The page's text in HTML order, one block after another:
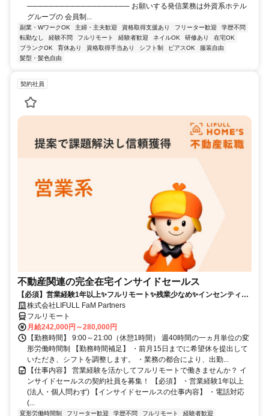
─────────────────── お願いする発信業務は外資系ホテル
グループの 会員制...
副業・WワークOK 主婦・主夫歓迎 資格取得支援あり フリーター歓迎
学歴不問
転勤なし
経験不問 フルリモート 経験者歓迎 ネイルOK 研修あり
在宅OK
ブランクOK
育休あり 資格取得手当あり シフト制 ピアスOK
服装自由
髪型・髪色自由
契約社員
不動産関連の完全在宅インサイドセールス
【必須】営業経験1年以上✨フルリモート✨残業少なめ✨インセンティブ
有 株式会社LIFULL FaM Partners
フルリモート
月給242,000円～280,000円
【勤務時間】 9:00～21:00（休憩1時間） 週40時間の一ヵ月単位の変
形労働時間制 【勤務時間補足】 ・前月15日までに希望休を提出して
いただき、シフトを調整します。 ・業務の都合により、出勤...
【仕事内容】 営業経験を活かしてフルリモートで働きませんか？ イ
ンサイドセールスの契約社員を募集！ 【必須】 ・営業経験1年以上
(法人・個人問わず) 【インサイドセールスの仕事内容】 ・電話対応
(...
変形労働時間制 フリーター歓迎 学歴不問 フルリモート 経験者歓迎